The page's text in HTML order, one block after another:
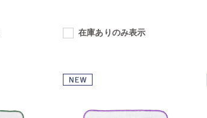
在庫ありのみ表示